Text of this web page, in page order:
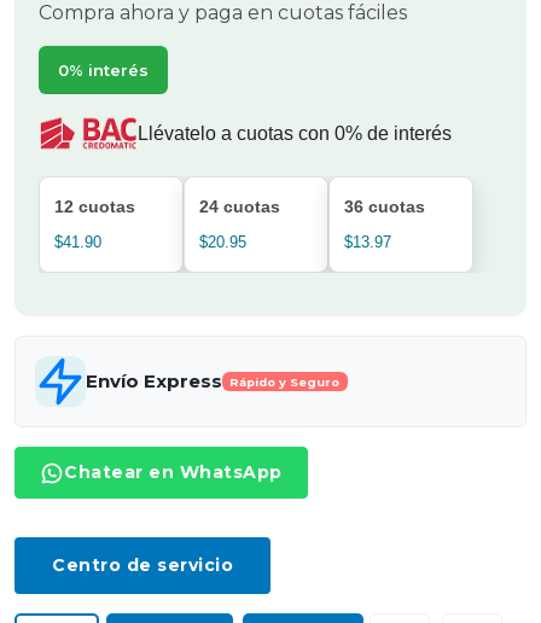
Compra ahora y paga en cuotas fáciles
0% interés
Llévatelo a cuotas con 0% de interés
12 cuotas
$41.90
24 cuotas
$20.95
36 cuotas
$13.97
Envío Express Rápido y Seguro
Chatear en WhatsApp
Centro de servicio